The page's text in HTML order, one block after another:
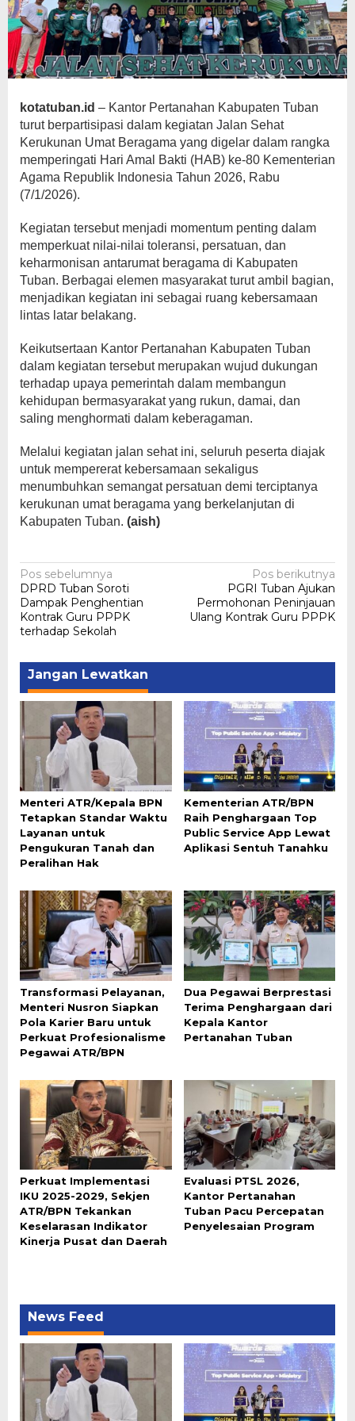
kotatuban.id – Kantor Pertanahan Kabupaten Tuban
turut berpartisipasi dalam kegiatan Jalan Sehat
Kerukunan Umat Beragama yang digelar dalam rangka
memperingati Hari Amal Bakti (HAB) ke-80 Kementerian
Agama Republik Indonesia Tahun 2026, Rabu
(7/1/2026).
Kegiatan tersebut menjadi momentum penting dalam
memperkuat nilai-nilai toleransi, persatuan, dan
keharmonisan antarumat beragama di Kabupaten
Tuban. Berbagai elemen masyarakat turut ambil bagian,
menjadikan kegiatan ini sebagai ruang kebersamaan
lintas latar belakang.
Keikutsertaan Kantor Pertanahan Kabupaten Tuban
dalam kegiatan tersebut merupakan wujud dukungan
terhadap upaya pemerintah dalam membangun
kehidupan bermasyarakat yang rukun, damai, dan
saling menghormati dalam keberagaman.
Melalui kegiatan jalan sehat ini, seluruh peserta diajak
untuk mempererat kebersamaan sekaligus
menumbuhkan semangat persatuan demi terciptanya
kerukunan umat beragama yang berkelanjutan di
Kabupaten Tuban. (aish)
Navigasi
pos
Pos sebelumnya
DPRD Tuban Soroti
Dampak Penghentian
Kontrak Guru PPPK
terhadap Sekolah
Pos berikutnya
PGRI Tuban Ajukan
Permohonan Peninjauan
Ulang Kontrak Guru PPPK
Jangan Lewatkan
Menteri ATR/Kepala BPN
Tetapkan Standar Waktu
Layanan untuk
Pengukuran Tanah dan
Peralihan Hak
Kementerian ATR/BPN
Raih Penghargaan Top
Public Service App Lewat
Aplikasi Sentuh Tanahku
Transformasi Pelayanan,
Menteri Nusron Siapkan
Pola Karier Baru untuk
Perkuat Profesionalisme
Pegawai ATR/BPN
Dua Pegawai Berprestasi
Terima Penghargaan dari
Kepala Kantor
Pertanahan Tuban
Perkuat Implementasi
IKU 2025-2029, Sekjen
ATR/BPN Tekankan
Keselarasan Indikator
Kinerja Pusat dan Daerah
Evaluasi PTSL 2026,
Kantor Pertanahan
Tuban Pacu Percepatan
Penyelesaian Program
News Feed